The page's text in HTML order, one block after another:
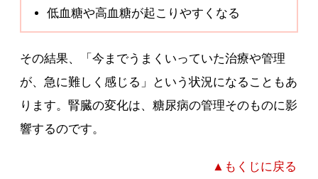
低血糖や高血糖が起こりやすくなる
その結果、「今までうまくいっていた治療や管理
が、急に難しく感じる」という状況になることもあ
ります。腎臓の変化は、糖尿病の管理そのものに影
響するのです。
▲もくじに戻る